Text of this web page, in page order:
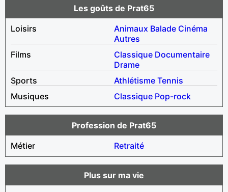
Les goûts de Prat65
Loisirs
Animaux Balade Cinéma
Autres
Films
Classique Documentaire
Drame
Sports
Athlétisme Tennis
Musiques
Classique Pop-rock
Profession de Prat65
Métier
Retraité
Plus sur ma vie